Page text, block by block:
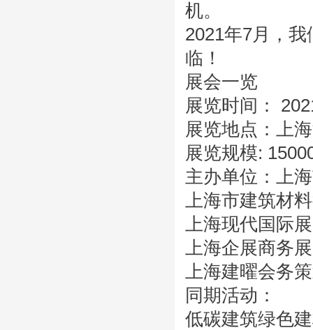
机。
2021年7月，
临！
展会一览
展览时间：
展览地点：上
展览规模:
主办单位：上
上海市建筑材
上海现代国际
上海企展商务
上海建曜会务
同期活动：
低碳建筑绿色